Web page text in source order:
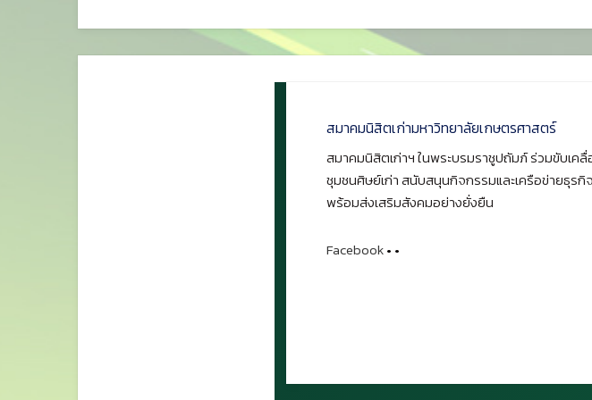
สมาคมนิสิตเก่ามหาวิทยาลัยเกษตรศาสตร์
สมาคมนิสิตเก่าฯ ในพระบรมราชูปถัมภ์ ร่วมขับเคลื่
ชุมชนศิษย์เก่า สนับสนุนกิจกรรมและเครือข่ายธุรกิจ
พร้อมส่งเสริมสังคมอย่างยั่งยืน
Facebook• •